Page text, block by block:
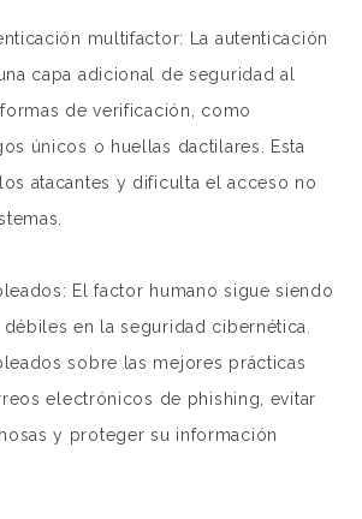
multifactor: La autenticación
capa adicional de seguridad al
de verificación, como
únicos o huellas dactilares. Esta
atacantes y dificulta el acceso no
El factor humano sigue siendo
en la seguridad cibernética.
sobre las mejores prácticas
electrónicos de phishing, evitar
y proteger su información